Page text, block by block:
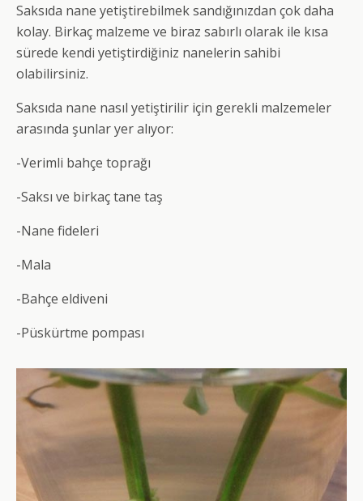
Saksıda nane yetiştirebilmek sandığınızdan çok daha
kolay. Birkaç malzeme ve biraz sabırlı olarak ile kısa
sürede kendi yetiştirdiğiniz nanelerin sahibi
olabilirsiniz.
Saksıda nane nasıl yetiştirilir için gerekli malzemeler
arasında şunlar yer alıyor:
-Verimli bahçe toprağı
-Saksı ve birkaç tane taş
-Nane fideleri
-Mala
-Bahçe eldiveni
-Püskürtme pompası